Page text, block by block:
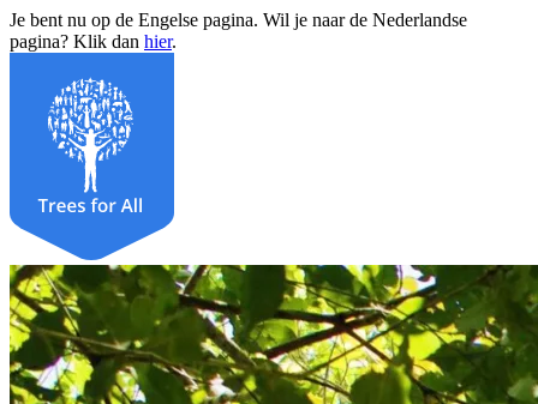
Je bent nu op de Engelse pagina. Wil je naar de Nederlandse
pagina? Klik dan hier.